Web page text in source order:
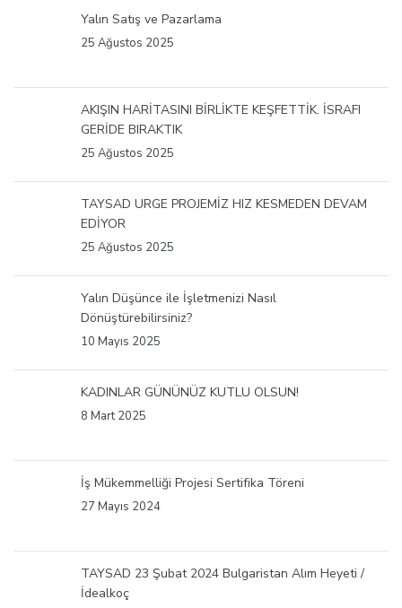
Yalın Satış ve Pazarlama
25 Ağustos 2025
AKIŞIN HARİTASINI BİRLİKTE KEŞFETTİK. İSRAFI
GERİDE BIRAKTIK
25 Ağustos 2025
TAYSAD URGE PROJEMİZ HIZ KESMEDEN DEVAM
EDİYOR
25 Ağustos 2025
Yalın Düşünce ile İşletmenizi Nasıl
Dönüştürebilirsiniz?
10 Mayıs 2025
KADINLAR GÜNÜNÜZ KUTLU OLSUN!
8 Mart 2025
İş Mükemmelliği Projesi Sertifika Töreni
27 Mayıs 2024
TAYSAD 23 Şubat 2024 Bulgaristan Alım Heyeti /
İdealkoç